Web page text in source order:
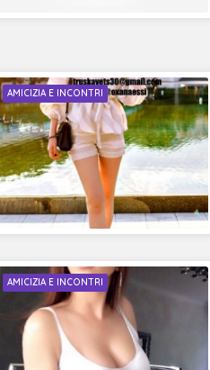
AMICIZIA E INCONTRI
AMICIZIA E INCONTRI